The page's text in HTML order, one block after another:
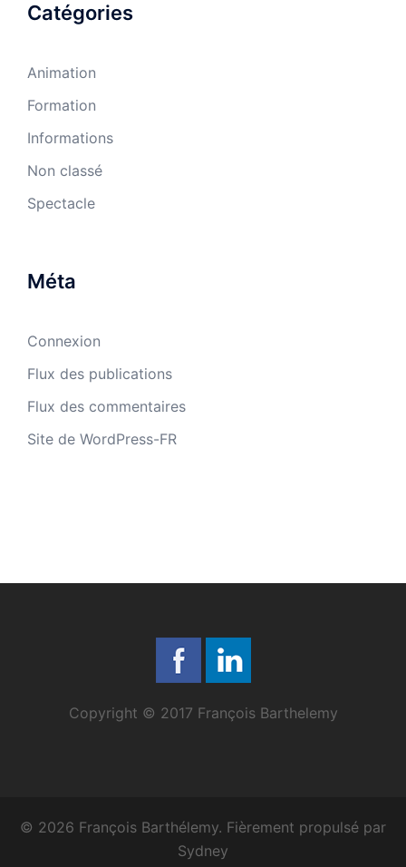
Catégories
Animation
Formation
Informations
Non classé
Spectacle
Méta
Connexion
Flux des publications
Flux des commentaires
Site de WordPress-FR
Copyright © 2017 François Barthelemy
© 2026 François Barthélemy. Fièrement propulsé par
Sydney